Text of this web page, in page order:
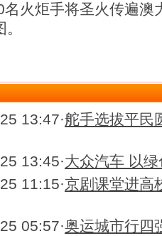
名火炬手将圣火传遍澳
13:47·舵手选拔平民
13:45·大众汽车 以
11:15·京剧课堂进高
05:57·奥运城市行四